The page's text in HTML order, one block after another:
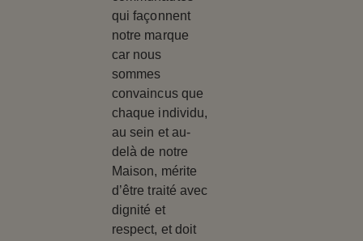
qui façonnent
notre marque
car nous
sommes
convaincus que
chaque individu,
au sein et au-
delà de notre
Maison, mérite
d’être traité avec
dignité et
respect, et doit